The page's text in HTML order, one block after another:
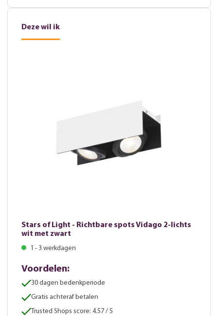
Deze wil ik
Stars of Light - Richtbare spots Vidago 2-lichts
wit met zwart
1 - 3 werkdagen
Voordelen:
30 dagen bedenkperiode
Gratis achteraf betalen
Trusted Shops score: 4.57 / 5